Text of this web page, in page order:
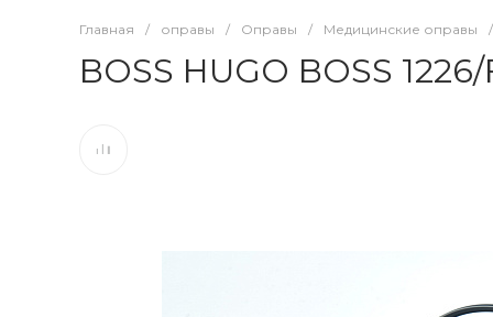
Главная / оправы / Оправы / Медицинские оправы /
BOSS HUGO BOSS